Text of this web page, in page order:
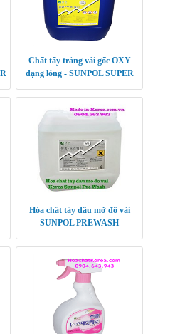
Chất tẩy trắng vải gốc OXY
dạng lỏng - SUNPOL SUPER
Hóa chất tẩy dầu mỡ đồ vải
SUNPOL PREWASH